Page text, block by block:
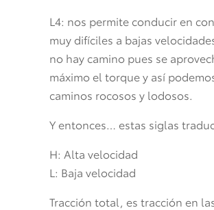
L4: nos permite conducir en
muy difíciles a bajas
no hay camino pues se
máximo el torque y así
caminos rocosos y lodosos.
Y entonces… estas siglas
H: Alta velocidad
L: Baja velocidad
Tracción total, es tracción en